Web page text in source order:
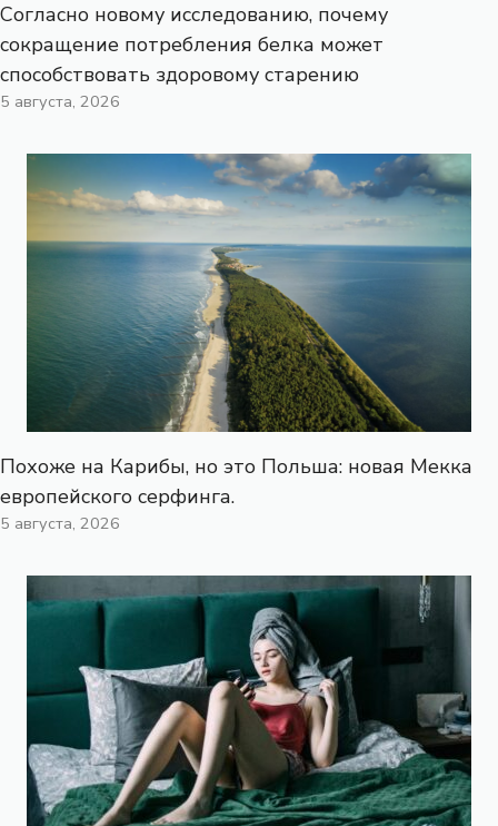
Согласно новому исследованию, почему
сокращение потребления белка может
способствовать здоровому старению
5 августа, 2026
Похоже на Карибы, но это Польша: новая Мекка
европейского серфинга.
5 августа, 2026